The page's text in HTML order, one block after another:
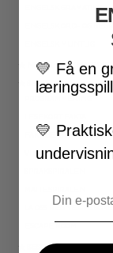
ENGELSK GRAMATIKK
★ NORDSAMISK
★ SERIER
PROGRAMMERING
FAKTASERIE LESING
VI SKRIVER
LA OSS REGNE
★ SESONG OG HØYTIDER
💛 Få en
💛